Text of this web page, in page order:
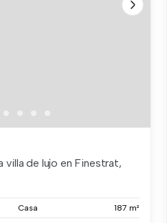
villa de lujo en Finestrat,
Casa 187 m²